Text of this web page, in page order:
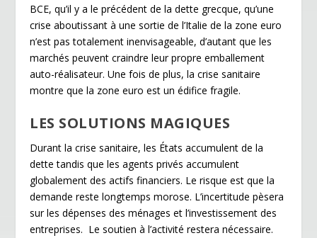
BCE, qu’il y a le précédent de la dette grecque, qu’une
crise aboutissant à une sortie de l’Italie de la zone euro
n’est pas totalement inenvisageable, d’autant que les
marchés peuvent craindre leur propre emballement
auto-réalisateur. Une fois de plus, la crise sanitaire
montre que la zone euro est un édifice fragile.
LES SOLUTIONS MAGIQUES
Durant la crise sanitaire, les États accumulent de la
dette tandis que les agents privés accumulent
globalement des actifs financiers. Le risque est que la
demande reste longtemps morose. L’incertitude pèsera
sur les dépenses des ménages et l’investissement des
entreprises. Le soutien à l’activité restera nécessaire.